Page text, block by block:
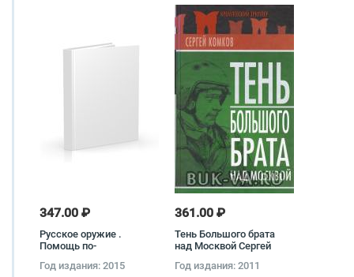
347.00 ₽
Русское оружие .
Помощь по-
Мартыненко
Год издания: 2015
361.00 ₽
Тень Большого брата
над Москвой Сергей
Год издания: 2011